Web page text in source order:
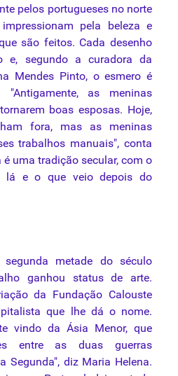
pelos portugueses no norte
pela beleza e
são feitos. Cada desenho
e, segundo a curadora da
Mendes Pinto, o esmero é
as meninas
boas esposas. Hoje,
fora, mas as meninas
trabalhos manuais", conta
uma tradição secular, com o
lá e o que veio depois do
metade do século
ganhou status de arte.
da Fundação Calouste
que lhe dá o nome.
vindo da Ásia Menor, que
entre as duas guerras
Segunda", diz Maria Helena.